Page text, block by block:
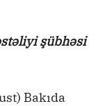
şübhəsi
Bakıda